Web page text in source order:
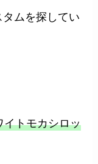
ムを探してい
イトモカシロッ